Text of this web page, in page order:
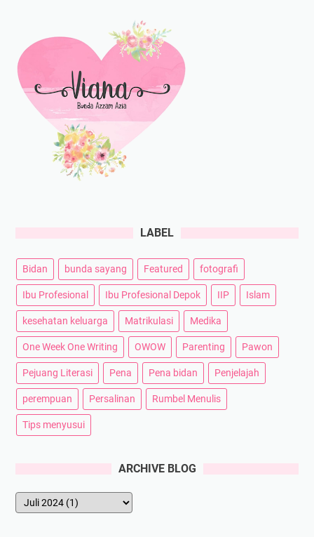
LABEL
Bidan bunda sayang Featured fotografi
Ibu Profesional Ibu Profesional Depok IIP Islam
kesehatan keluarga Matrikulasi Medika
One Week One Writing OWOW Parenting Pawon
Pejuang Literasi Pena Pena bidan Penjelajah
perempuan Persalinan Rumbel Menulis
Tips menyusui
ARCHIVE BLOG